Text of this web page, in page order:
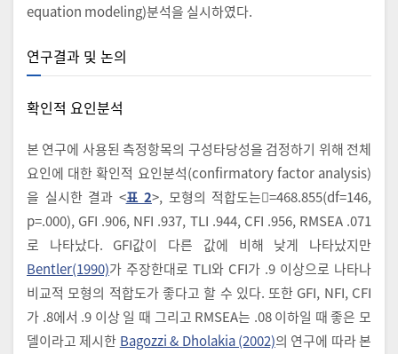
equation modeling)분석을 실시하였다.
연구결과 및 논의
확인적 요인분석
본 연구에 사용된 측정항목의 구성타당성을 검정하기 위해 전체
요인에 대한 확인적 요인분석(confirmatory factor analysis)
을 실시한 결과 <표 2>, 모형의 적합도는=468.855(df=146,
p=.000), GFI .906, NFI .937, TLI .944, CFI .956, RMSEA .071
로 나타났다. GFI값이 다른 값에 비해 낮게 나타났지만
Bentler(1990)가 주장한대로 TLI와 CFI가 .9 이상으로 나타나
비교적 모형의 적합도가 좋다고 할 수 있다. 또한 GFI, NFI, CFI
가 .8에서 .9 이상 일 때 그리고 RMSEA는 .08 이하일 때 좋은 모
델이라고 제시한 Bagozzi & Dholakia (2002)의 연구에 따라 본